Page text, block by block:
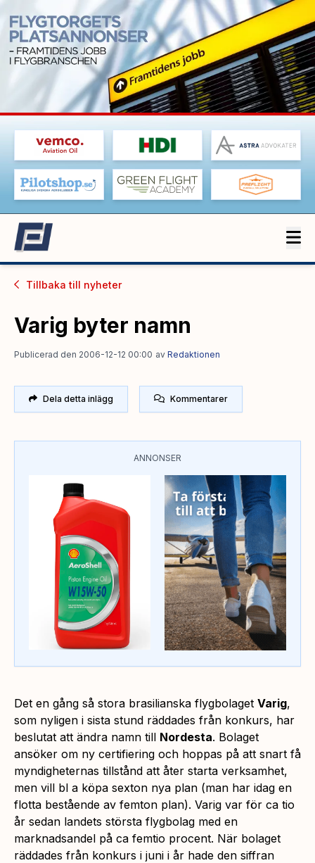
Tillbaka till nyheter
Varig byter namn
Publicerad den 2006-12-12 00:00 av Redaktionen
Dela detta inlägg Kommentarer
ANNONSER
Det en gång så stora brasilianska flygbolaget Varig,
som nyligen i sista stund räddades från konkurs, har
beslutat att ändra namn till Nordesta. Bolaget
ansöker om ny certifiering och hoppas på att snart få
myndigheternas tillstånd att åter starta verksamhet,
men vill bl a köpa sexton nya plan (man har idag en
flotta bestående av femton plan). Varig var för ca tio
år sedan landets största flygbolag med en
marknadsandel på ca femtio procent. När bolaget
räddades från konkurs i juni i år hade den siffran